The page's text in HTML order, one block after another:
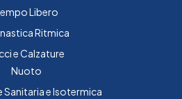
Libero
Ritmica
e Calzature
Nuoto
e Isotermica